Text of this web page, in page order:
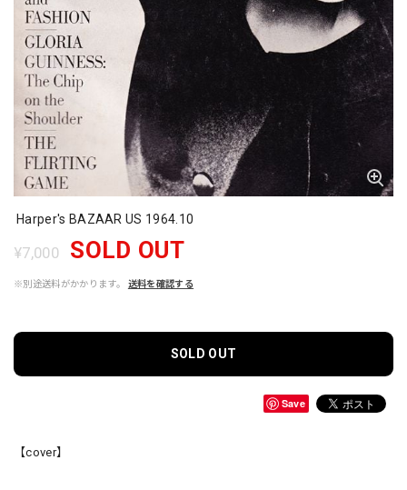
Harper's BAZAAR US 1964.10
¥7,000 SOLD OUT
※別途送料がかかります。 送料を確認する
SOLD OUT
Save
【cover】